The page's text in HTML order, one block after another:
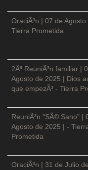
OraciÃ³n | 07 de
Tierra Prometida
2Âª ReuniÃ³n familiar |
Agosto de 2025 | Dios
que empezÃ³ - Tierra
ReuniÃ³n "SÃ© Sano" |
Agosto de 2025 | -
Prometida
OraciÃ³n | 31 de Julio